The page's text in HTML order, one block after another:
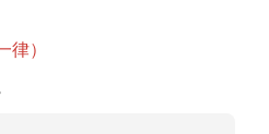
律）